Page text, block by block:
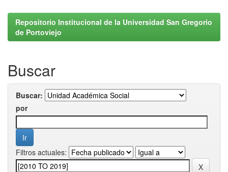
Repositorio Institucional de la Universidad San Gregorio
de Portoviejo
Buscar
Buscar:
por
Filtros actuales: